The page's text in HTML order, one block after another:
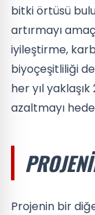
bitki örtüsü
artırmayı
iyileştirme,
biyoçeşitliliği
her yıl
azaltmayı
Projenin bir